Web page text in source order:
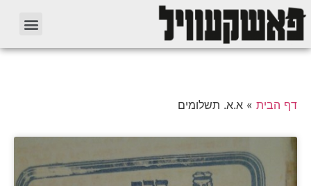
דף הבית » א.א. תשלומים